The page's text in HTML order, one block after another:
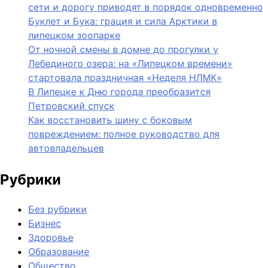
сети и дорогу приводят в порядок одновременно
Буклет и Бука: грация и сила Арктики в
липецком зоопарке
От ночной смены в домне до прогулки у
Лебединого озера: на «Липецком времени»
стартовала праздничная «Неделя НЛМК»
В Липецке к Дню города преобразится
Петровский спуск
Как восстановить шину с боковым
повреждением: полное руководство для
автовладельцев
Рубрики
Без рубрики
Бизнес
Здоровье
Образование
Общество